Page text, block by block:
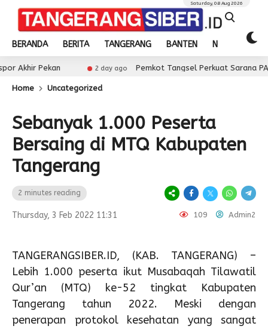
BERANDA BERITA TANGERANG BANTEN NASIONAL
Saturday, 08 Aug 2026
2 day ago Pemkot Tangsel Perkuat Sarana PAUD,
Home Uncategorized
Sebanyak 1.000 Peserta
Bersaing di MTQ Kabupaten
Tangerang
2 minutes reading
Thursday, 3 Feb 2022 11:31 109 Admin2
TANGERANGSIBER.ID, (KAB. TANGERANG) –
Lebih 1.000 peserta ikut Musabaqah Tilawatil
Qur’an (MTQ) ke-52 tingkat Kabupaten
Tangerang tahun 2022. Meski dengan
penerapan protokol kesehatan yang sangat